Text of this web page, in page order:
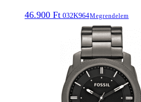
46.900 Ft 032K964Megrendelem